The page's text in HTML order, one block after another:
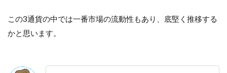
この3通貨の中では一番市場の流動性もあり、底堅く推移する
かと思います。